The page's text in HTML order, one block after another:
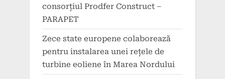
consorțiul Prodfer Construct –
PARAPET
Zece state europene colaborează
pentru instalarea unei rețele de
turbine eoliene în Marea Nordului